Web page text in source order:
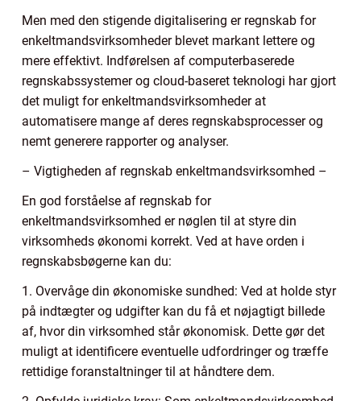
Men med den stigende digitalisering er regnskab for
enkeltmandsvirksomheder blevet markant lettere og
mere effektivt. Indførelsen af computerbaserede
regnskabssystemer og cloud-baseret teknologi har gjort
det muligt for enkeltmandsvirksomheder at
automatisere mange af deres regnskabsprocesser og
nemt generere rapporter og analyser.
– Vigtigheden af regnskab enkeltmandsvirksomhed –
En god forståelse af regnskab for
enkeltmandsvirksomhed er nøglen til at styre din
virksomheds økonomi korrekt. Ved at have orden i
regnskabsbøgerne kan du:
1. Overvåge din økonomiske sundhed: Ved at holde styr
på indtægter og udgifter kan du få et nøjagtigt billede
af, hvor din virksomhed står økonomisk. Dette gør det
muligt at identificere eventuelle udfordringer og træffe
rettidige foranstaltninger til at håndtere dem.